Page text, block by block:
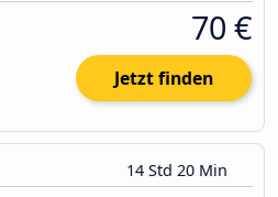
70 €
Jetzt finden
14 Std 20 Min